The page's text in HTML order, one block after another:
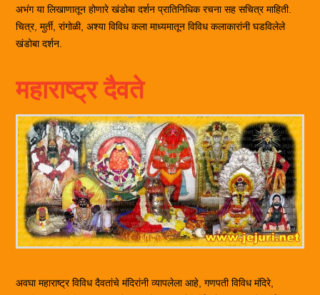
अभंग या लिखाणातून होणारे खंडोबा दर्शन प्रातिनिधिक रचना सह सचित्र माहिती.
चित्र, मुर्ती, रांगोळी, अश्या विविध कला माध्यमातून विविध कलाकारांनी घडविलेले
खंडोबा दर्शन.
महाराष्ट्र दैवते
अवघा महाराष्ट्र विविध दैवतांचे मंदिरांनी व्यापलेला आहे, गणपती विविध मंदिरे,